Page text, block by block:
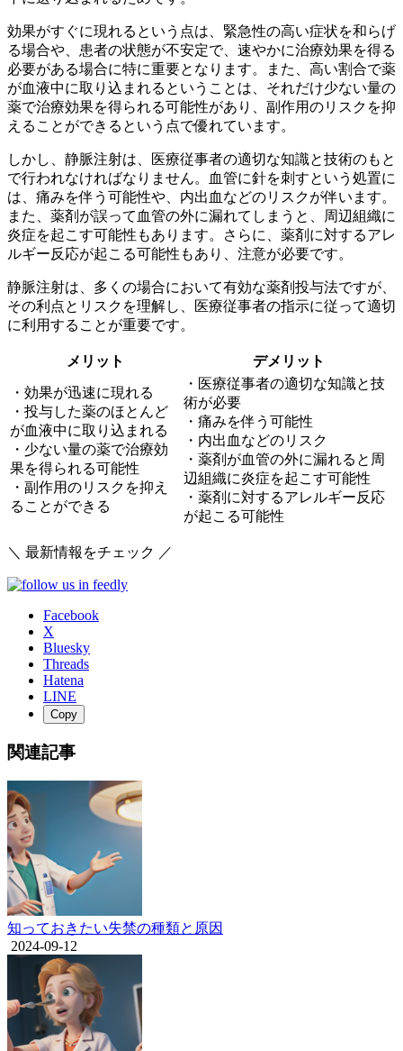
効果がすぐに現れるという点は、緊急性の高い症状を和らげ
る場合や、患者の状態が不安定で、速やかに治療効果を得る
必要がある場合に特に重要となります。また、高い割合で薬
が血液中に取り込まれるということは、それだけ少ない量の
薬で治療効果を得られる可能性があり、副作用のリスクを抑
えることができるという点で優れています。
しかし、静脈注射は、 医療従事者の適切な知識と技術のもと
で行われなければなりません。血管に針を刺すという処置に
は、痛みを伴う可能性や、内出血などのリスクが伴います。
また、薬剤が誤って血管の外に漏れてしまうと、周辺組織に
炎症を起こす可能性もあります。さらに、薬剤に対するアレ
ルギー反応が起こる可能性もあり、注意が必要です。
静脈注射は、多くの場合において有効な薬剤投与法ですが、
その利点とリスク を理解し、医療従事者の指示に従って適切
に利用することが重要です。
メリット デメリット
・効果が迅速に現れる
・投与した薬のほとんど
が血液中に取り込まれる
・少ない量の薬で治療効
果を得られる可能性
・副作用のリスクを抑え
ることができる
・医療従事者の適切な知識と技
術が必要
・痛みを伴う可能性
・内出血などのリスク
・薬剤が血管の外に漏れると周
辺組織に炎症を起こす可能性
・薬剤に対するアレルギー反応
が起こる可能性
＼ 最新情報をチェック ／
Facebook
X
Bluesky
Threads
Hatena
LINE
Copy
関連記事
知っておきたい失禁の種類と原因
2024-09-12